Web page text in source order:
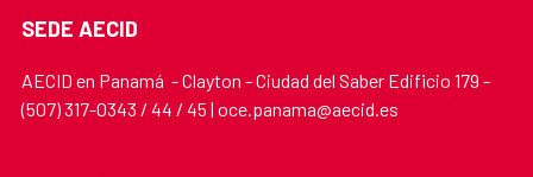
SEDE AECID
AECID en Panamá - Clayton - Ciudad del Saber Edificio 179 -
(507) 317-0343 / 44 / 45 | oce.panama@aecid.es